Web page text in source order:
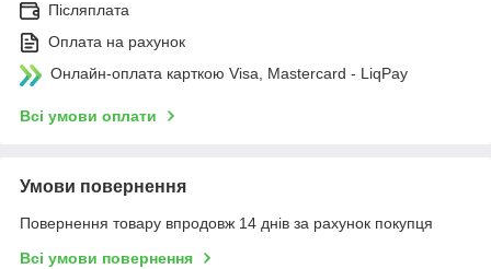
Післяплата
Оплата на рахунок
Онлайн-оплата карткою Visa, Mastercard - LiqPay
Всі умови оплати
Умови повернення
Повернення товару впродовж 14 днів за рахунок покупця
Всі умови повернення